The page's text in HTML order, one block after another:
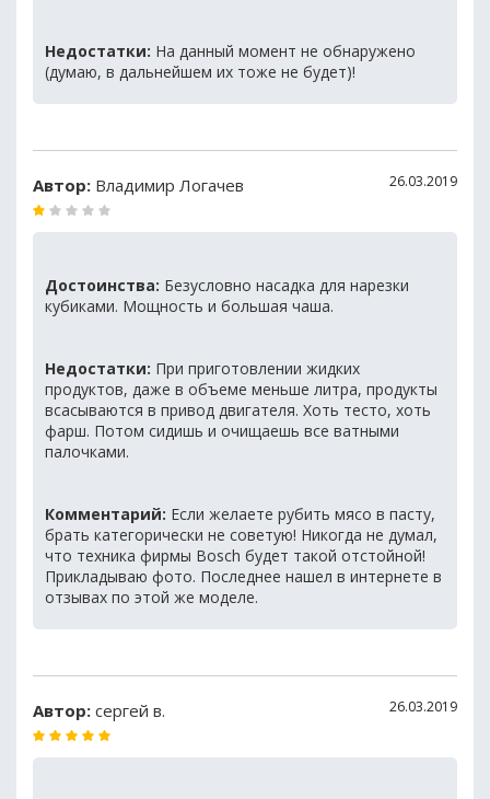
Недостатки: На данный момент не обнаружено
(думаю, в дальнейшем их тоже не будет)!
Автор: Владимир Логачев 26.03.2019
Достоинства: Безусловно насадка для нарезки
кубиками. Мощность и большая чаша.
Недостатки: При приготовлении жидких
продуктов, даже в объеме меньше литра, продукты
всасываются в привод двигателя. Хоть тесто, хоть
фарш. Потом сидишь и очищаешь все ватными
палочками.
Комментарий: Если желаете рубить мясо в пасту,
брать категорически не советую! Никогда не думал,
что техника фирмы Bosch будет такой отстойной!
Прикладываю фото. Последнее нашел в интернете в
отзывах по этой же моделе.
Автор: сергей в. 26.03.2019